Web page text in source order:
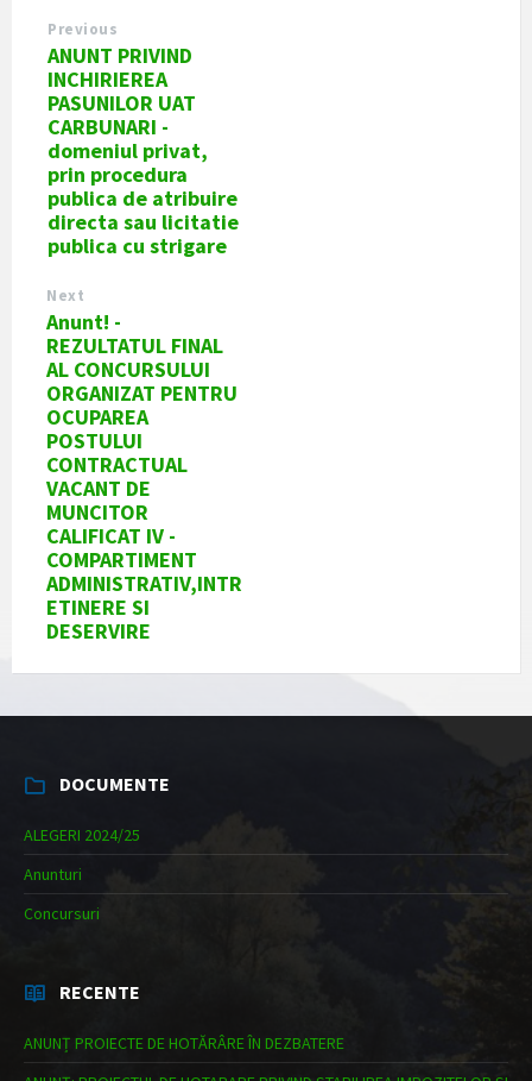
Previous
ANUNT PRIVIND
INCHIRIEREA
PASUNILOR UAT
CARBUNARI -
domeniul privat,
prin procedura
publica de atribuire
directa sau licitatie
publica cu strigare
Next
Anunt! -
REZULTATUL FINAL
AL CONCURSULUI
ORGANIZAT PENTRU
OCUPAREA
POSTULUI
CONTRACTUAL
VACANT DE
MUNCITOR
CALIFICAT IV -
COMPARTIMENT
ADMINISTRATIV,INTR
ETINERE SI
DESERVIRE
DOCUMENTE
ALEGERI 2024/25
Anunturi
Concursuri
RECENTE
ANUNȚ PROIECTE DE HOTĂRÂRE ÎN DEZBATERE